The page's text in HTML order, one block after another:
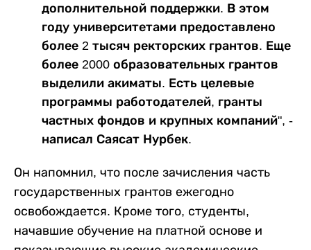
дополнительной поддержки. В этом
году университетами предоставлено
более 2 тысяч ректорских грантов. Еще
более 2000 образовательных грантов
выделили акиматы. Есть целевые
программы работодателей, гранты
частных фондов и крупных компаний", -
написал Саясат Нурбек.
Он напомнил, что после зачисления часть
государственных грантов ежегодно
освобождается. Кроме того, студенты,
начавшие обучение на платной основе и